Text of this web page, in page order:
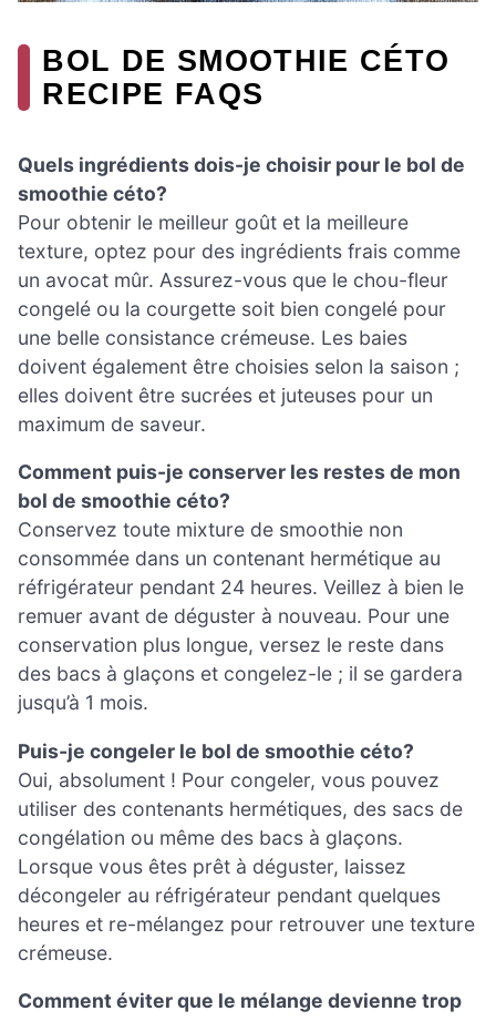
BOL DE SMOOTHIE CÉTO
RECIPE FAQS
Quels ingrédients dois-je choisir pour le bol de
smoothie céto?
Pour obtenir le meilleur goût et la meilleure
texture, optez pour des ingrédients frais comme
un avocat mûr. Assurez-vous que le chou-fleur
congelé ou la courgette soit bien congelé pour
une belle consistance crémeuse. Les baies
doivent également être choisies selon la saison ;
elles doivent être sucrées et juteuses pour un
maximum de saveur.
Comment puis-je conserver les restes de mon
bol de smoothie céto?
Conservez toute mixture de smoothie non
consommée dans un contenant hermétique au
réfrigérateur pendant 24 heures. Veillez à bien le
remuer avant de déguster à nouveau. Pour une
conservation plus longue, versez le reste dans
des bacs à glaçons et congelez-le ; il se gardera
jusqu’à 1 mois.
Puis-je congeler le bol de smoothie céto?
Oui, absolument ! Pour congeler, vous pouvez
utiliser des contenants hermétiques, des sacs de
congélation ou même des bacs à glaçons.
Lorsque vous êtes prêt à déguster, laissez
décongeler au réfrigérateur pendant quelques
heures et re-mélangez pour retrouver une texture
crémeuse.
Comment éviter que le mélange devienne trop